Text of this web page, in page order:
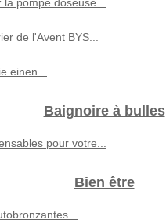
de l'Avent BYS...
einen...
Baignoire à bulles
pour votre...
Bien être